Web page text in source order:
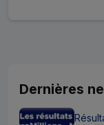
Dernières